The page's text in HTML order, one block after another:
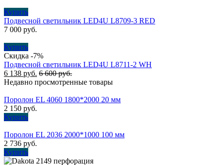
Купить
Подвесной светильник LED4U L8709-3 RED
7 000 руб.
Купить
Скидка -7%
Подвесной светильник LED4U L8711-2 WH
6 138 руб. 6 600руб.
Недавно просмотренные товары
Поролон EL 4060 1800*2000 20 мм
2 150 руб.
Купить
Поролон EL 2036 2000*1000 100 мм
2 736 руб.
Купить